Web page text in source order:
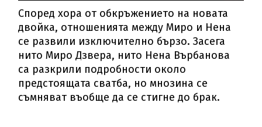
Според хора от обкръжението на новата
двойка, отношенията между Миро и Нена
се развили изключително бързо. Засега
нито Миро Дзвера, нито Нена Върбанова
са разкрили подробности около
предстоящата сватба, но мнозина се
съмняват въобще да се стигне до брак.